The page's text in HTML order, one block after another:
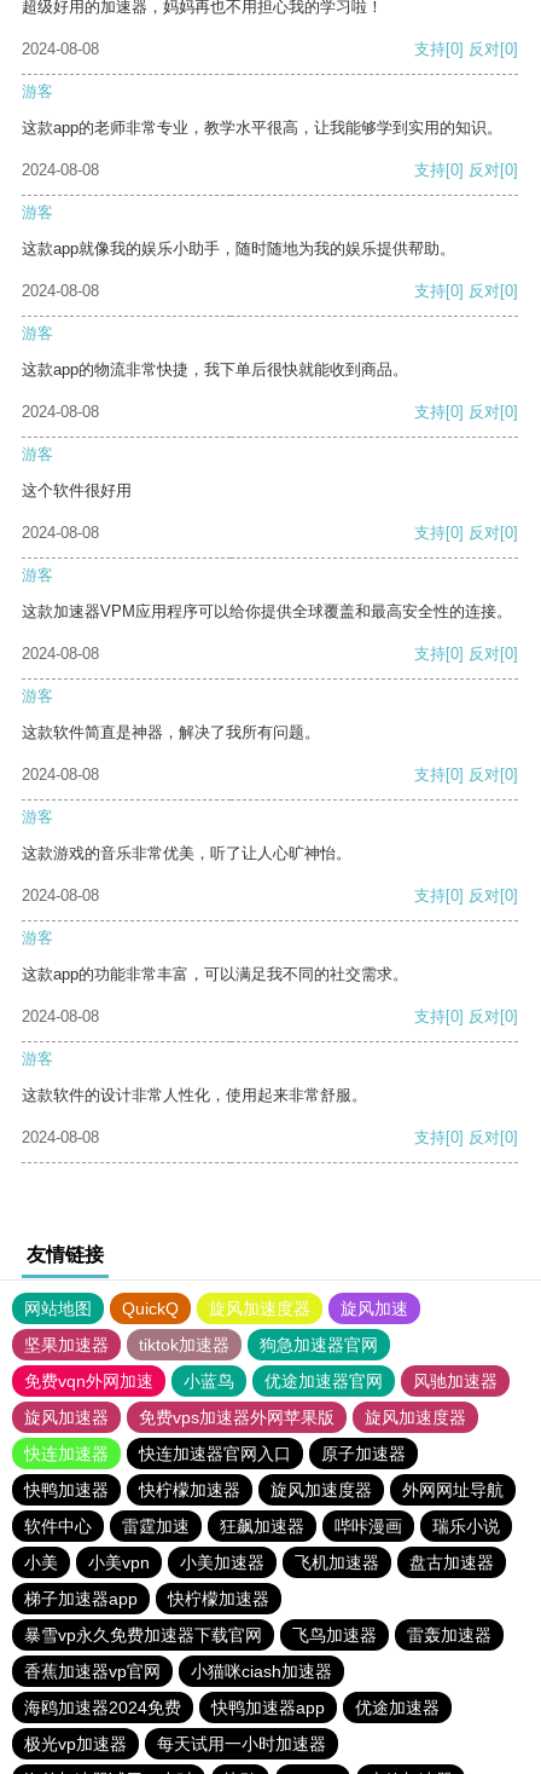
超级好用的加速器，妈妈再也不用担心我的学习啦！
2024-08-08 支持[0] 反对[0]
游客
这款app的老师非常专业，教学水平很高，让我能够学到实用的知识。
2024-08-08 支持[0] 反对[0]
游客
这款app就像我的娱乐小助手，随时随地为我的娱乐提供帮助。
2024-08-08 支持[0] 反对[0]
游客
这款app的物流非常快捷，我下单后很快就能收到商品。
2024-08-08 支持[0] 反对[0]
游客
这个软件很好用
2024-08-08 支持[0] 反对[0]
游客
这款加速器VPM应用程序可以给你提供全球覆盖和最高安全性的连接。
2024-08-08 支持[0] 反对[0]
游客
这款软件简直是神器，解决了我所有问题。
2024-08-08 支持[0] 反对[0]
游客
这款游戏的音乐非常优美，听了让人心旷神怡。
2024-08-08 支持[0] 反对[0]
游客
这款app的功能非常丰富，可以满足我不同的社交需求。
2024-08-08 支持[0] 反对[0]
游客
这款软件的设计非常人性化，使用起来非常舒服。
2024-08-08 支持[0] 反对[0]
友情链接
网站地图 QuickQ 旋风加速度器
旋风加速
坚果加速器
tiktok加速器
狗急加速器官网
免费vqn外网加速
小蓝鸟 优途加速器官网
风驰加速器
旋风加速器
免费vps加速器外网苹果版
旋风加速度器
快连加速器
快连加速器官网入口
原子加速器
快鸭加速器
快柠檬加速器 旋风加速度器
外网网址导航
软件中心
雷霆加速 狂飙加速器 哔咔漫画
瑞乐小说
小美
小美vpn 小美加速器 飞机加速器
盘古加速器
梯子加速器app
快柠檬加速器
暴雪vp永久免费加速器下载官网
飞鸟加速器
雷轰加速器
香蕉加速器vp官网
小猫咪ciash加速器
海鸥加速器2024免费
快鸭加速器app
优途加速器
极光vp加速器
每天试用一小时加速器